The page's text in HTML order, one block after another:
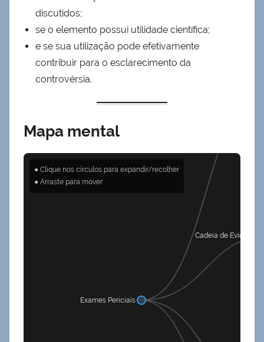
discutidos;
se o elemento possui utilidade científica;
e se sua utilização pode efetivamente
contribuir para o esclarecimento da
controvérsia.
Mapa mental
● Clique nos círculos para expandir/recolher
● Arraste para mover
Exames Periciais
Cadeia de